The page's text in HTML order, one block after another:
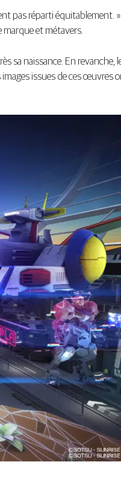
pas réparti équitablement.
marque et métavers.
sa naissance. En revanche,
issues de ces œuvres